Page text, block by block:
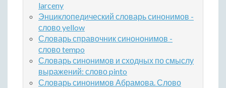
larceny
Энциклопедический словарь синонимов -
слово yellow
Словарь справочник синононимов -
слово tempo
Словарь синонимов и сходных по смыслу
выражений: слово pinto
Словарь синонимов Абрамова. Слово